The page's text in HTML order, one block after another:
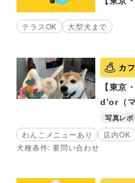
テラスOK 大型犬まで
カ
【東京
d’or（
写真レポ
わんこメニューあり
店内OK
犬種条件: 要問い合わせ